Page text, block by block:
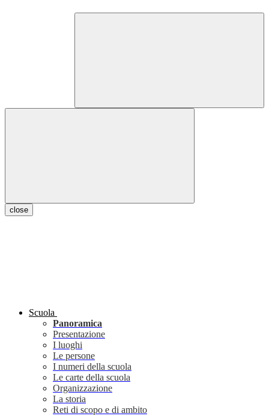
close
Scuola
Panoramica
Presentazione
I luoghi
Le persone
I numeri della scuola
Le carte della scuola
Organizzazione
La storia
Reti di scopo e di ambito